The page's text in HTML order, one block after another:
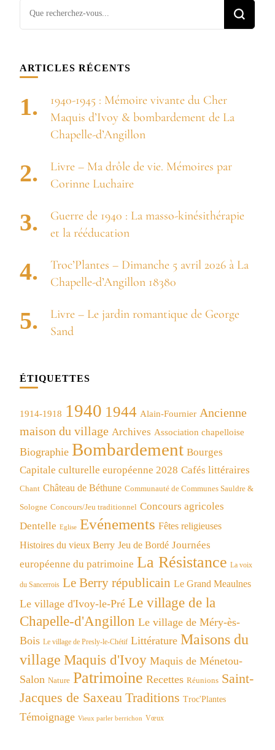
Vous
ARTICLES RÉCENTS
1940-1945 : Mémoire vivante du Cher
Maquis d’Ivoy & bombardement de La
Chapelle-d’Angillon
Livre – Ma drôle de vie. Mémoires par
Corinne Luchaire
Guerre de 1940 : La masso-kinésithérapie
et la rééducation
Troc’Plantes – Dimanche 5 avril 2026 à La
Chapelle-d’Angillon 18380
Livre – Le jardin romantique de George
Sand
ÉTIQUETTES
1914-1918 1940 1944 Alain-Fournier Ancienne
maison du village Archives Association chapelloise
Biographie Bombardement Bourges
Capitale culturelle européenne 2028 Cafés littéraires
Chant Château de Béthune Communauté de Communes Sauldre &
Sologne Concours/Jeu traditionnel Concours agricoles
Dentelle Eglise Evénements Fêtes religieuses
Histoires du vieux Berry Jeu de Bordé Journées
européenne du patrimoine La Résistance La voix
du Sancerrois Le Berry républicain Le Grand Meaulnes
Le village d'Ivoy-le-Pré Le village de la
Chapelle-d'Angillon Le village de Méry-ès-
Bois Le village de Presly-le-Chétif Littérature Maisons du
village Maquis d'Ivoy Maquis de Ménetou-
Salon Nature Patrimoine Recettes Réunions Saint-
Jacques de Saxeau Traditions Troc'Plantes
Témoignage Vieux parler berrichon Vœux